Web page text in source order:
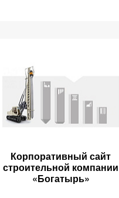
Корпоративный сайт
строительной компании
«Богатырь»